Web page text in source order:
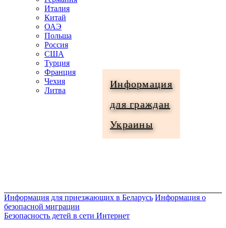
Италия
Китай
ОАЭ
Польша
Россия
США
Турция
Франция
Чехия
Литва
Информация
для граждан
Украины
Информация для приезжающих в Беларусь Информация о
безопасной миграции
Безопасность детей в сети Интернет